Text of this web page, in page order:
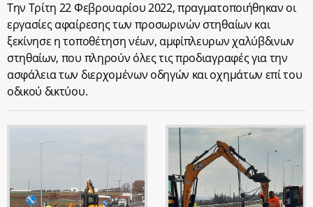
Την Τρίτη 22 Φεβρουαρίου 2022, πραγματοποιήθηκαν οι
εργασίες αφαίρεσης των προσωρινών στηθαίων και
ξεκίνησε η τοποθέτηση νέων, αμφίπλευρων χαλύβδινων
στηθαίων, που πληρούν όλες τις προδιαγραφές για την
ασφάλεια των διερχομένων οδηγών και οχημάτων επί του
οδικού δικτύου.